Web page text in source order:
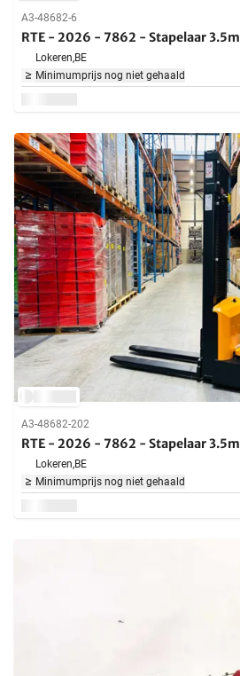
A3-48682-6
RTE - 2026 - 7862 - Stapelaar 3.5m
Lokeren,BE
Minimumprijs nog niet gehaald
A3-48682-202
RTE - 2026 - 7862 - Stapelaar 3.5m
Lokeren,BE
Minimumprijs nog niet gehaald